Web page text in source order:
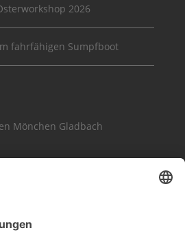
2026
fahrfähigen Sumpfboot